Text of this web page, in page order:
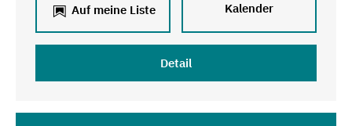
Auf meine Liste Kalender
Detail